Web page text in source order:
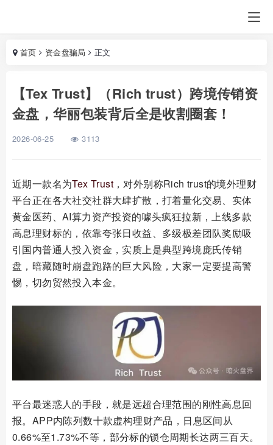
首页 资金盘骗局 正文
【Tex Trust】（Rich trust）跨境传销资
金盘，华丽包装背后全是收割圈套！
2026-06-25 3113
近期一款名为Tex Trust ，对外别称Rich trust的境外理财
平台正在各大社交社群大肆扩散，打着量化交易、实体
黄金医药、AI算力资产投资的噱头疯狂拉新，上线多款
高息理财标的，依靠夸张日收益、多级极差团队奖励吸
引国内普通人投入资金，实质上是典型跨境庞氏传销
盘，暗藏随时崩盘跑路的巨大风险，大家一定要提高警
惕，切勿贸然投入本金。
平台最迷惑人的手段，就是远超合理范围的刚性高息回
报。APP内陈列数十款虚构理财产品，日息区间从
0.66%至1.73%不等，部分标的锁仓周期长达两三百天。